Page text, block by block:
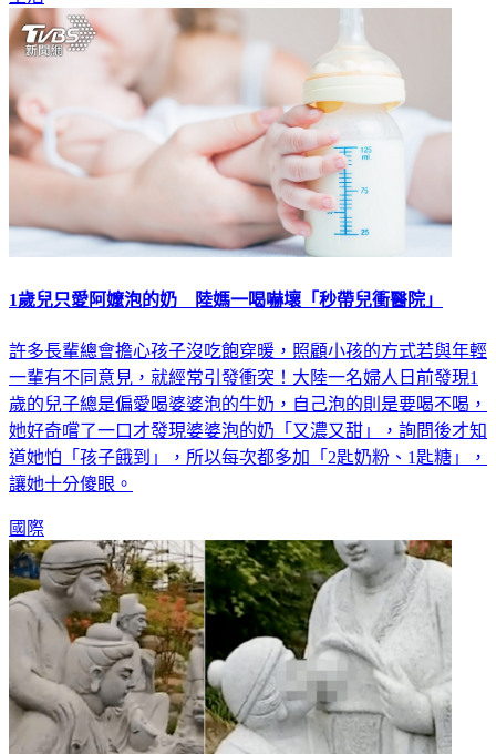
1歲兒只愛阿嬤泡的奶 陸媽一喝嚇壞「秒帶兒衝醫院」
許多長輩總會擔心孩子沒吃飽穿暖，照顧小孩的方式若與年輕
一輩有不同意見，就經常引發衝突！大陸一名婦人日前發現1
歲的兒子總是偏愛喝婆婆泡的牛奶，自己泡的則是要喝不喝，
她好奇嚐了一口才發現婆婆泡的奶「又濃又甜」，詢問後才知
道她怕「孩子餓到」，所以每次都多加「2匙奶粉、1匙糖」，
讓她十分傻眼。
國際